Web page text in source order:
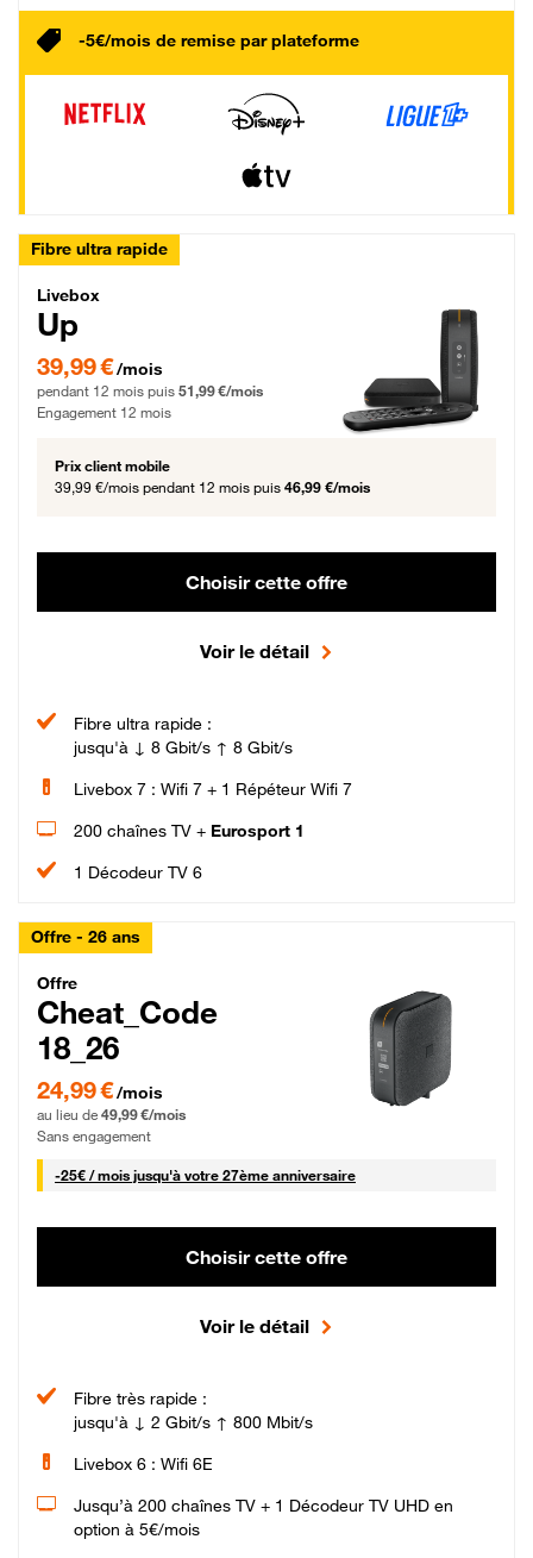
-5€/mois de remise par plateforme
Fibre ultra rapide
Livebox Up Fibre
Livebox
Up
39,99 € par mois pendant 12 mois puis 51,99 € par mois, Engagement 12 mois
39,99 €/mois
pendant 12 mois puis 51,99 €/mois
Engagement 12 mois
Prix client mobile
39,99 €/mois pendant 12 mois puis 46,99 €/mois
Choisir cette offre
Voir le détail
Fibre ultra rapide :
jusqu'à ↓ 8 Gbit/s ↑ 8 Gbit/s
Livebox 7 : Wifi 7 + 1 Répéteur Wifi 7
200 chaînes TV + Eurosport 1
1 Décodeur TV 6
Offre - 26 ans
Cheat_Code Fibre_18_26
Offre
Cheat_Code
18_26
24,99 € par mois pendant 0 mois puis 49,99 € par mois, Sans engagement
24,99 €/mois
au lieu de 49,99 €/mois
Sans engagement
-25€ / mois25 € par mois
jusqu'à votre 27ème anniversaire
Choisir cette offre
Voir le détail
Fibre très rapide :
jusqu'à ↓ 2 Gbit/s ↑ 800 Mbit/s
Livebox 6 : Wifi 6E
Jusqu’à 200 chaînes TV + 1 Décodeur TV UHD en
option à 5€/mois